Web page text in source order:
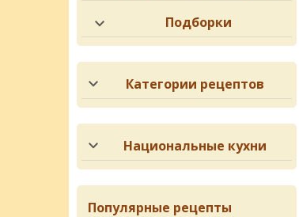
Подборки
Категории рецептов
Национальные кухни
Популярные рецепты